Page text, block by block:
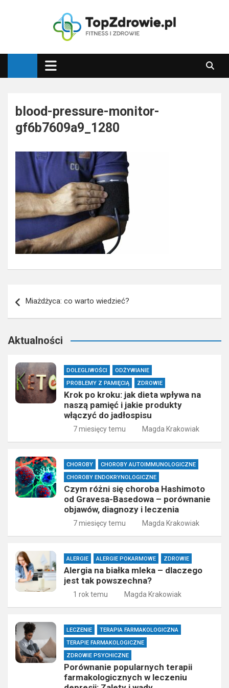
Top Zdrowie
blood-pressure-monitor-
gf6b7609a9_1280
wpisu
Miażdżyca: co warto wiedzieć?
Aktualności
DOLEGLIWOŚCI
ODŻYWIANIE
PROBLEMY Z PAMIĘCIĄ
ZDROWIE
Krok po kroku: jak dieta wpływa na
naszą pamięć i jakie produkty
włączyć do jadłospisu
7 miesięcy temu Magda Krakowiak
CHOROBY
CHOROBY AUTOIMMUNOLOGICZNE
CHOROBY ENDOKRYNOLOGICZNE
Czym różni się choroba Hashimoto
od Gravesa-Basedowa – porównanie
objawów, diagnozy i leczenia
7 miesięcy temu Magda Krakowiak
ALERGIE ALERGIE POKARMOWE ZDROWIE
Alergia na białka mleka – dlaczego
jest tak powszechna?
1 rok temu Magda Krakowiak
LECZENIE
TERAPIA FARMAKOLOGICZNA
TERAPIE FARMAKOLOGICZNE
ZDROWIE PSYCHICZNE
Porównanie popularnych terapii
farmakologicznych w leczeniu